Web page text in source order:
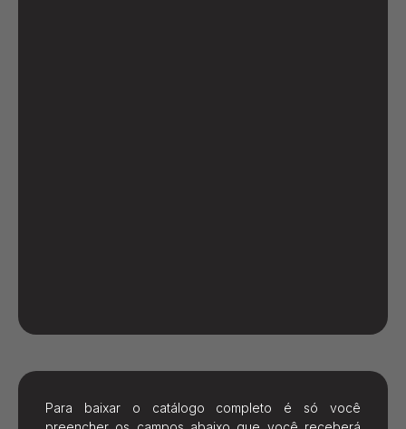
Para baixar o catálogo completo é só você